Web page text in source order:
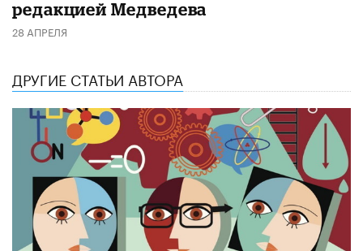
редакцией Медведева
28 АПРЕЛЯ
ДРУГИЕ СТАТЬИ АВТОРА